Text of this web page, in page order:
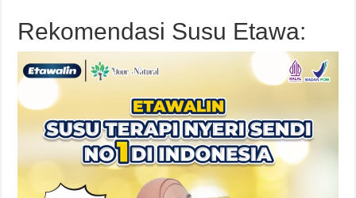
Rekomendasi Susu Etawa: